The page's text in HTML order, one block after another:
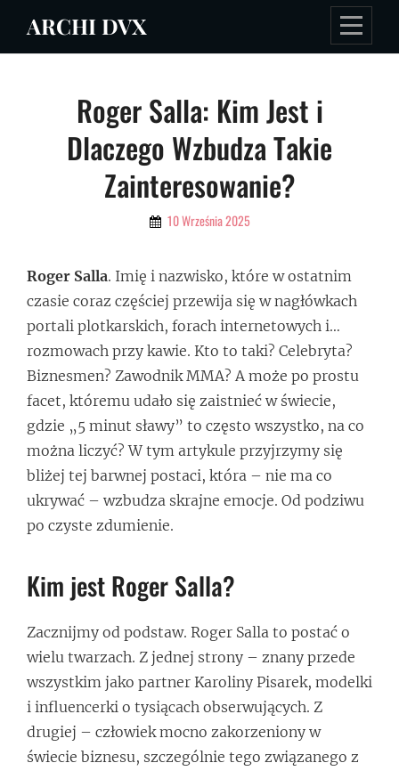
ARCHI DVX
Roger Salla: Kim Jest i
Dlaczego Wzbudza Takie
Zainteresowanie?
By 10 Września 2025
Roger Salla. Imię i nazwisko, które w ostatnim
czasie coraz częściej przewija się w nagłówkach
portali plotkarskich, forach internetowych i…
rozmowach przy kawie. Kto to taki? Celebryta?
Biznesmen? Zawodnik MMA? A może po prostu
facet, któremu udało się zaistnieć w świecie,
gdzie „5 minut sławy” to często wszystko, na co
można liczyć? W tym artykule przyjrzymy się
bliżej tej barwnej postaci, która – nie ma co
ukrywać – wzbudza skrajne emocje. Od podziwu
po czyste zdumienie.
Kim jest Roger Salla?
Zacznijmy od podstaw. Roger Salla to postać o
wielu twarzach. Z jednej strony – znany przede
wszystkim jako partner Karoliny Pisarek, modelki
i influencerki o tysiącach obserwujących. Z
drugiej – człowiek mocno zakorzeniony w
świecie biznesu, szczególnie tego związanego z
Nawigacja
wpisu